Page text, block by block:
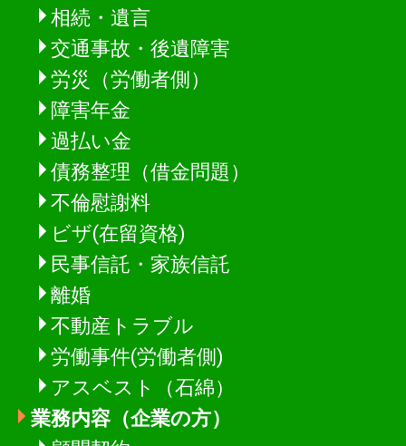
相続・遺言
交通事故・後遺障害
労災（労働者側）
障害年金
過払い金
債務整理（借金問題）
不倫慰謝料
ビザ(在留資格)
民事信託・家族信託
離婚
不動産トラブル
労働事件(労働者側)
アスベスト（石綿）
業務内容（企業の方）